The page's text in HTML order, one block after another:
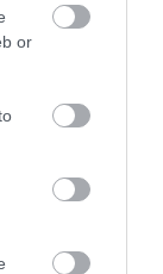
or
elől
papucs és a